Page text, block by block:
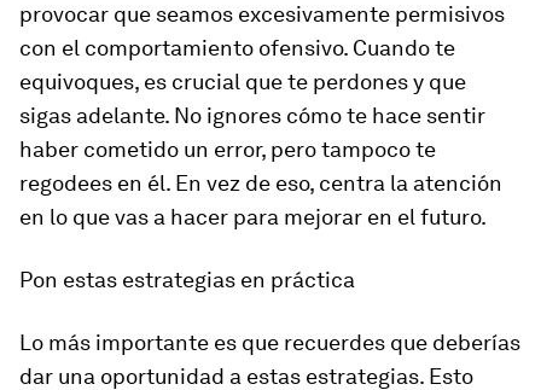
provocar que seamos excesivamente permisivos
con el comportamiento ofensivo. Cuando te
equivoques, es crucial que te perdones y que
sigas adelante. No ignores cómo te hace sentir
haber cometido un error, pero tampoco te
regodees en él. En vez de eso, centra la atención
en lo que vas a hacer para mejorar en el futuro.
Pon estas estrategias en práctica
Lo más importante es que recuerdes que deberías
dar una oportunidad a estas estrategias. Esto